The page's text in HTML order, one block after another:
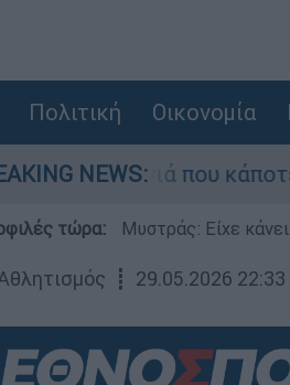
Πολιτική Οικονομία
NEWS:
που κάποτε τους
τώρα: Μυστράς: Είχε
┋ 29.05.2026 22:33